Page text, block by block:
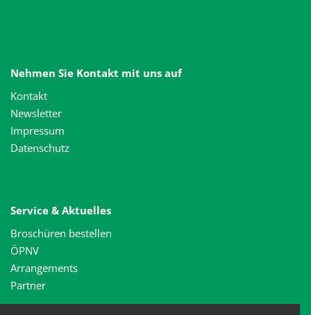
Nehmen Sie Kontakt mit uns auf
Kontakt
Newsletter
Impressum
Datenschutz
Service & Aktuelles
Broschüren bestellen
ÖPNV
Arrangements
Partner